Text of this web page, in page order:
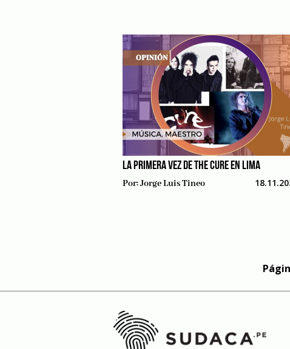
LA PRIMERA VEZ DE THE CURE EN LIMA
Por:Jorge Luis Tineo